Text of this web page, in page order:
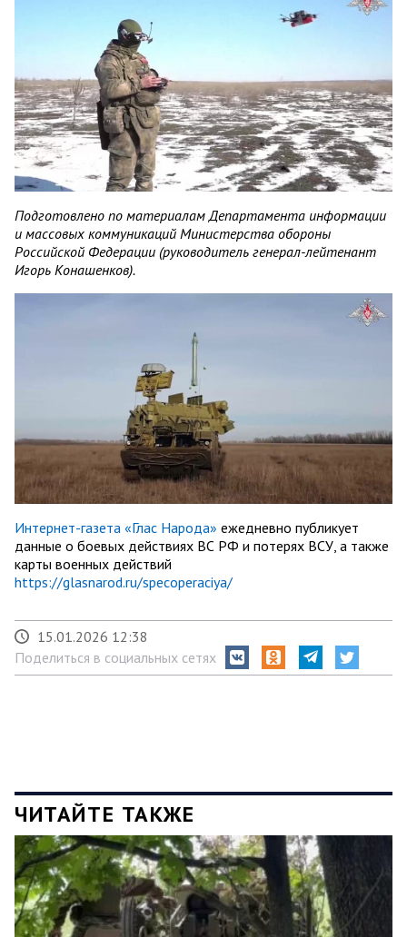
Подготовлено по материалам Департамента информации
и массовых коммуникаций Министерства обороны
Российской Федерации (руководитель генерал-лейтенант
Игорь Конашенков).
Интернет-газета «Глас Народа» ежедневно публикует
данные о боевых действиях ВС РФ и потерях ВСУ, а также
карты военных действий
https://glasnarod.ru/specoperaciya/
15.01.2026 12:38
Поделиться в социальных сетях
ЧИТАЙТЕ ТАКЖЕ